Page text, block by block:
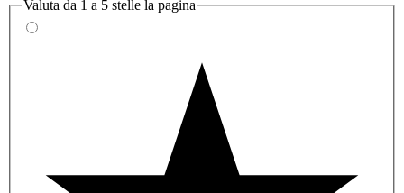
Valuta da 1 a 5 stelle la pagina